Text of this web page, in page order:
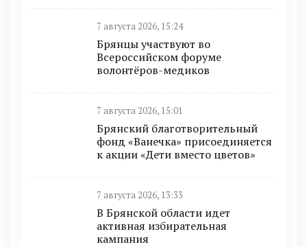
7 августа 2026, 15:24
Брянцы участвуют во
Всероссийском форуме
волонтёров-медиков
7 августа 2026, 15:01
Брянский благотворительный
фонд «Ванечка» присоединяется
к акции «Дети вместо цветов»
7 августа 2026, 13:33
В Брянской области идет
активная избирательная
кампания